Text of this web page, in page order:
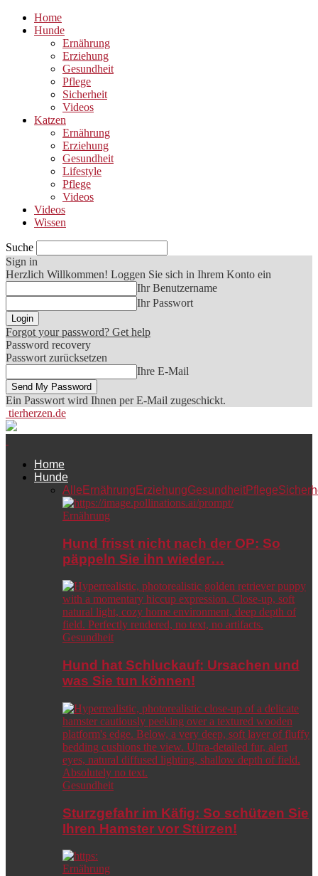
Home
Hunde
Ernährung
Erziehung
Gesundheit
Pflege
Sicherheit
Videos
Katzen
Ernährung
Erziehung
Gesundheit
Lifestyle
Pflege
Videos
Videos
Wissen
Suche
Sign in
Herzlich Willkommen! Loggen Sie sich in Ihrem Konto ein
Ihr Benutzername
Ihr Passwort
Forgot your password? Get help
Password recovery
Passwort zurücksetzen
Ihre E-Mail
Ein Passwort wird Ihnen per E-Mail zugeschickt.
tierherzen.de
Home
Hunde
Alle Ernährung ErziehungGesundheitPflege
Ernährung
Hund frisst nicht nach der OP: So
päppeln Sie ihn wieder…
Gesundheit
Hund hat Schluckauf: Ursachen und
was Sie tun können!
Gesundheit
Sturzgefahr im Käfig: So schützen Sie
Ihren Hamster vor Stürzen!
Ernährung